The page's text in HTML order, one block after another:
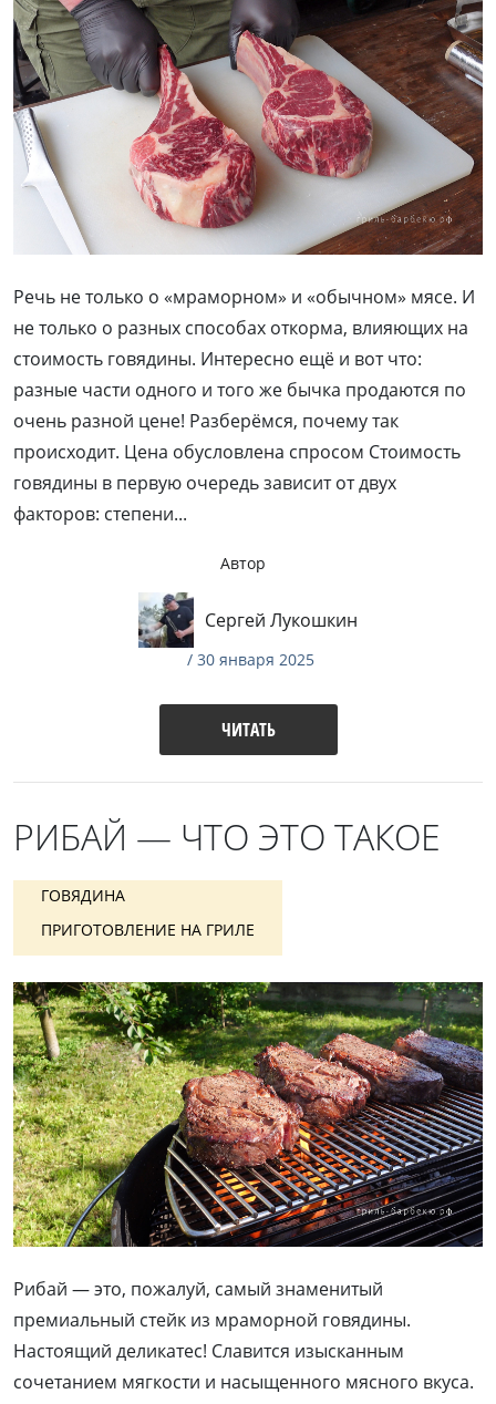
Речь не только о «мраморном» и «обычном» мясе. И
не только о разных способах откорма, влияющих на
стоимость говядины. Интересно ещё и вот что:
разные части одного и того же бычка продаются по
очень разной цене! Разберёмся, почему так
происходит. Цена обусловлена спросом Стоимость
говядины в первую очередь зависит от двух
факторов: степени...
Автор
Сергей Лукошкин
/ 30 января 2025
ЧИТАТЬ
РИБАЙ — ЧТО ЭТО ТАКОЕ
ГОВЯДИНА
ПРИГОТОВЛЕНИЕ НА ГРИЛЕ
Рибай — это, пожалуй, самый знаменитый
премиальный стейк из мраморной говядины.
Настоящий деликатес! Славится изысканным
сочетанием мягкости и насыщенного мясного вкуса.